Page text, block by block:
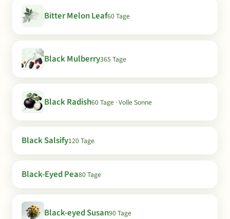
Bitter Melon Leaf60 Tage
Black Mulberry365 Tage
Black Radish60 Tage · Volle Sonne
Black Salsify120 Tage
Black-Eyed Pea80 Tage
Black-eyed Susan90 Tage